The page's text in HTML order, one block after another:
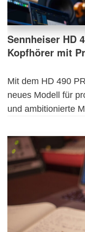
Sennheiser HD
Kopfhörer mit
Mit dem HD 490
neues Modell für
und ambitionierte